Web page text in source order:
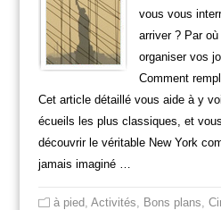
vous vous
arriver ? Par
organiser vos
Comment
Cet article détaillé vous aide à y
écueils les plus classiques, et
découvrir le véritable New York
jamais imaginé …
à pied Activités Bons plans